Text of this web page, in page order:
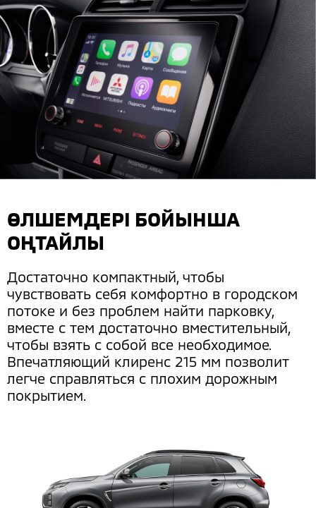
ӨЛШЕМДЕРІ БОЙЫНША
ОҢТАЙЛЫ
Достаточно компактный, чтобы
чувствовать себя комфортно в городском
потоке и без проблем найти парковку,
вместе с тем достаточно вместительный,
чтобы взять с собой все необходимое.
Впечатляющий клиренс 215 мм позволит
легче справляться с плохим дорожным
покрытием.